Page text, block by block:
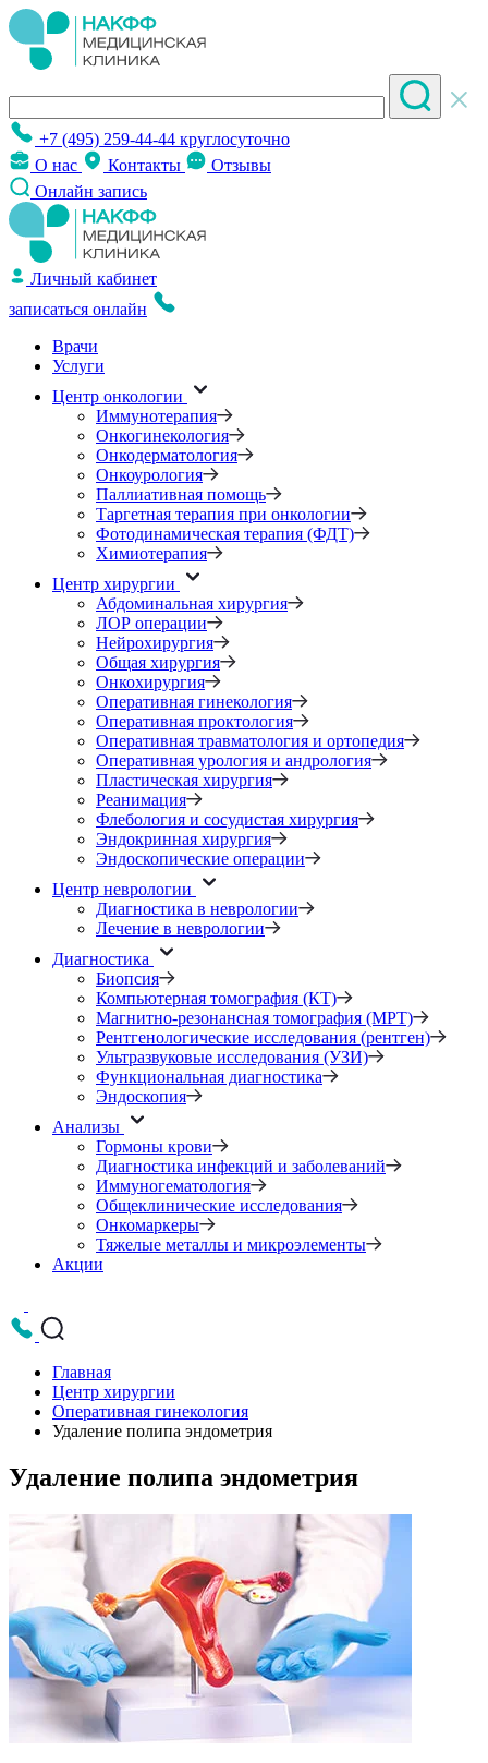
+7 (495) 259-44-44 круглосуточно
О нас
Контакты
Отзывы
Онлайн запись
Личный кабинет
записаться онлайн
Врачи
Услуги
Центр онкологии
Иммунотерапия
Онкогинекология
Онкодерматология
Онкоурология
Паллиативная помощь
Таргетная терапия при онкологии
Фотодинамическая терапия (ФДТ)
Химиотерапия
Центр хирургии
Абдоминальная хирургия
ЛОР операции
Нейрохирургия
Общая хирургия
Онкохирургия
Оперативная гинекология
Оперативная проктология
Оперативная травматология и ортопедия
Оперативная урология и андрология
Пластическая хирургия
Реанимация
Флебология и сосудистая хирургия
Эндокринная хирургия
Эндоскопические операции
Центр неврологии
Диагностика в неврологии
Лечение в неврологии
Диагностика
Биопсия
Компьютерная томография (КТ)
Магнитно-резонансная томография (МРТ)
Рентгенологические исследования (рентген)
Ультразвуковые исследования (УЗИ)
Функциональная диагностика
Эндоскопия
Анализы
Гормоны крови
Диагностика инфекций и заболеваний
Иммуногематология
Общеклинические исследования
Онкомаркеры
Тяжелые металлы и микроэлементы
Акции
Главная
Центр хирургии
Оперативная гинекология
Удаление полипа эндометрия
Удаление полипа эндометрия